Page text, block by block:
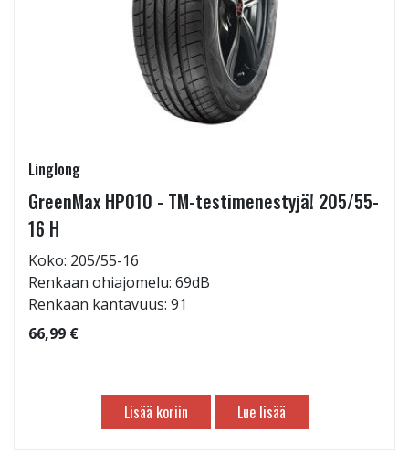
Linglong
GreenMax HP010 - TM-testimenestyjä! 205/55-
16 H
Koko: 205/55-16
Renkaan ohiajomelu: 69dB
Renkaan kantavuus: 91
66,99 €
Lisää koriin Lue lisää